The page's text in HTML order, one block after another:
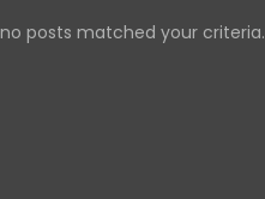
no posts matched your criteria.